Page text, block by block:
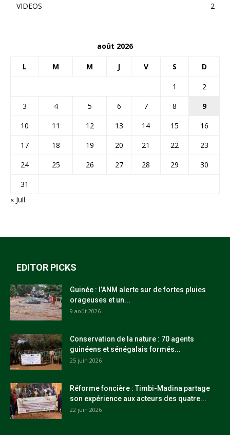
VIDEOS
2
août 2026
L M M J V S D
1
2
3
4 5 6 7 8
9
10
11 12 13 14 15
16
17
18 19 20 21 22
23
24
25 26 27 28 29
30
31
« Juil
EDITOR PICKS
Guinée : l’ANM alerte sur de fortes pluies
orageuses et un...
9 août 2026
Conservation de la nature : 70 agents
guinéens et sénégalais formés...
25 juin 2026
Réforme foncière : Timbi-Madina partage
son expérience aux acteurs des quatre...
22 juin 2026